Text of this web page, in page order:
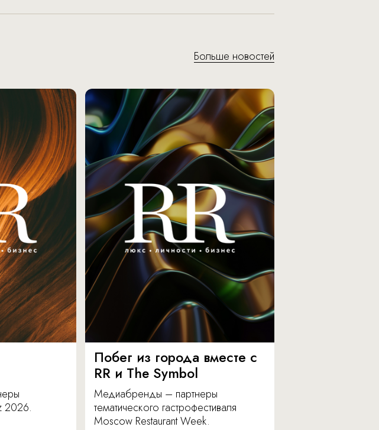
Больше новостей
2026.
Побег из города вместе с
RR и The Symbol
Медиабренды – партнеры
тематического гастрофестиваля
Moscow Restaurant Week.